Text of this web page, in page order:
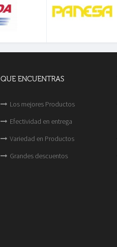
QUE ENCUENTRAS
Los mejores Productos
Efectividad en entrega
Variedad en Productos
Grandes descuentos